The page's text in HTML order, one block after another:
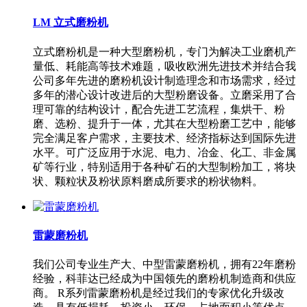
LM 立式磨粉机
立式磨粉机是一种大型磨粉机，专门为解决工业磨机产
量低、耗能高等技术难题，吸收欧洲先进技术并结合我
公司多年先进的磨粉机设计制造理念和市场需求，经过
多年的潜心设计改进后的大型粉磨设备。立磨采用了合
理可靠的结构设计，配合先进工艺流程，集烘干、粉
磨、选粉、提升于一体，尤其在大型粉磨工艺中，能够
完全满足客户需求，主要技术、经济指标达到国际先进
水平。可广泛应用于水泥、电力、冶金、化工、非金属
矿等行业，特别适用于各种矿石的大型制粉加工，将块
状、颗粒状及粉状原料磨成所要求的粉状物料。
雷蒙磨粉机
我们公司专业生产大、中型雷蒙磨粉机，拥有22年磨粉
经验，科菲达已经成为中国领先的磨粉机制造商和供应
商。 R系列雷蒙磨粉机是经过我们的专家优化升级改